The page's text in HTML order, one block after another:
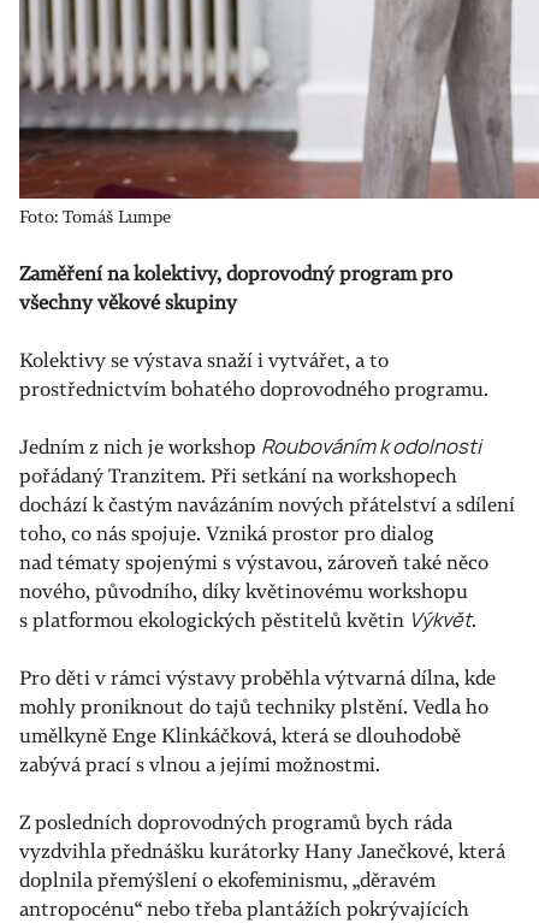
Foto: Tomáš Lumpe
Zaměření na kolektivy, doprovodný program pro
všechny věkové skupiny
Kolektivy se výstava snaží i vytvářet, a to
prostřednictvím bohatého doprovodného programu.
Jedním z nich je workshop Roubováním k odolnosti
pořádaný Tranzitem. Při setkání na workshopech
dochází k častým navázáním nových přátelství a sdílení
toho, co nás spojuje. Vzniká prostor pro dialog
nad tématy spojenými s výstavou, zároveň také něco
nového, původního,díky květinovému workshopu
s platformou ekologických pěstitelů květin Výkvět.
Pro děti v rámci výstavy proběhla výtvarná dílna, kde
mohly proniknout do tajů techniky plstění. Vedla ho
umělkyně Enge Klinkáčková, která se dlouhodobě
zabývá prací s vlnou a jejími možnostmi.
Z posledních doprovodných programů bych ráda
vyzdvihla přednášku kurátorky Hany Janečkové, která
doplnila přemýšlení o ekofeminismu, „děravém
antropocénu“ nebo třeba plantážích pokrývajících